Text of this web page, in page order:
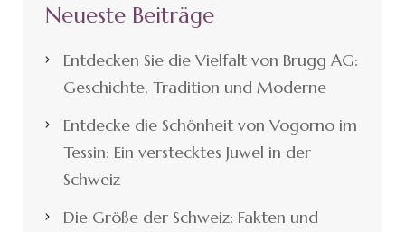
Neueste Beiträge
Entdecken Sie die Vielfalt von Brugg AG:
Geschichte, Tradition und Moderne
Entdecke die Schönheit von Vogorno im
Tessin: Ein verstecktes Juwel in der
Schweiz
Die Größe der Schweiz: Fakten und